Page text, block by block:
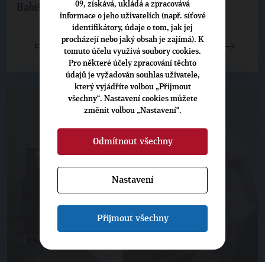
Babiš opět slibuje nemožné.
CELÝ ČLÁNEK
24. 6. 2021
09, získává, ukládá a zpracovává
informace o jeho uživatelích (např. síťové
identifikátory, údaje o tom, jak jej
procházejí nebo jaký obsah je zajímá). K
tomuto účelu využívá soubory cookies.
Pro některé účely zpracování těchto
údajů je vyžadován souhlas uživatele,
který vyjádříte volbou „Přijmout
všechny“. Nastavení cookies můžete
změnit volbou „Nastavení“.
Odmítnout všechny
Nastavení
Přijmout všechny